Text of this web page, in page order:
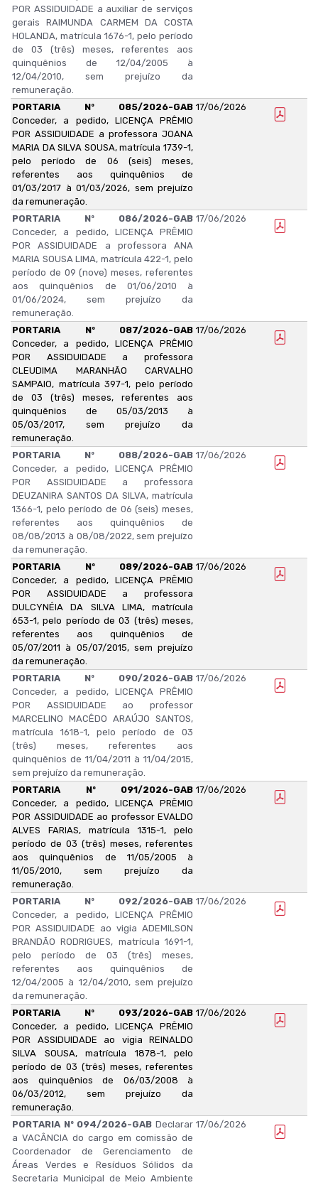
POR ASSIDUIDADE a auxiliar de serviços
gerais RAIMUNDA CARMEM DA COSTA
HOLANDA, matrícula 1676-1, pelo período
de 03 (três) meses, referentes aos
quinquênios de 12/04/2005 à
12/04/2010, sem prejuízo da
remuneração.
PORTARIA Nº 085/2026-GAB
Conceder, a pedido, LICENÇA PRÊMIO
POR ASSIDUIDADE a professora JOANA
MARIA DA SILVA SOUSA, matrícula 1739-1,
pelo período de 06 (seis) meses,
referentes aos quinquênios de
01/03/2017 à 01/03/2026, sem prejuízo
da remuneração.
17/06/2026
PORTARIA Nº 086/2026-GAB
Conceder, a pedido, LICENÇA PRÊMIO
POR ASSIDUIDADE a professora ANA
MARIA SOUSA LIMA, matrícula 422-1, pelo
período de 09 (nove) meses, referentes
aos quinquênios de 01/06/2010 à
01/06/2024, sem prejuízo da
remuneração.
17/06/2026
PORTARIA Nº 087/2026-GAB
Conceder, a pedido, LICENÇA PRÊMIO
POR ASSIDUIDADE a professora
CLEUDIMA MARANHÃO CARVALHO
SAMPAIO, matrícula 397-1, pelo período
de 03 (três) meses, referentes aos
quinquênios de 05/03/2013 à
05/03/2017, sem prejuízo da
remuneração.
17/06/2026
PORTARIA Nº 088/2026-GAB
Conceder, a pedido, LICENÇA PRÊMIO
POR ASSIDUIDADE a professora
DEUZANIRA SANTOS DA SILVA, matrícula
1366-1, pelo período de 06 (seis) meses,
referentes aos quinquênios de
08/08/2013 à 08/08/2022, sem prejuízo
da remuneração.
17/06/2026
PORTARIA Nº 089/2026-GAB
Conceder, a pedido, LICENÇA PRÊMIO
POR ASSIDUIDADE a professora
DULCYNÉIA DA SILVA LIMA, matrícula
653-1, pelo período de 03 (três) meses,
referentes aos quinquênios de
05/07/2011 à 05/07/2015, sem prejuízo
da remuneração.
17/06/2026
PORTARIA Nº 090/2026-GAB
Conceder, a pedido, LICENÇA PRÊMIO
POR ASSIDUIDADE ao professor
MARCELINO MACÊDO ARAÚJO SANTOS,
matrícula 1618-1, pelo período de 03
(três) meses, referentes aos
quinquênios de 11/04/2011 à 11/04/2015,
sem prejuízo da remuneração.
17/06/2026
PORTARIA Nº 091/2026-GAB
Conceder, a pedido, LICENÇA PRÊMIO
POR ASSIDUIDADE ao professor EVALDO
ALVES FARIAS, matrícula 1315-1, pelo
período de 03 (três) meses, referentes
aos quinquênios de 11/05/2005 à
11/05/2010, sem prejuízo da
remuneração.
17/06/2026
PORTARIA Nº 092/2026-GAB
Conceder, a pedido, LICENÇA PRÊMIO
POR ASSIDUIDADE ao vigia ADEMILSON
BRANDÃO RODRIGUES, matrícula 1691-1,
pelo período de 03 (três) meses,
referentes aos quinquênios de
12/04/2005 à 12/04/2010, sem prejuízo
da remuneração.
17/06/2026
PORTARIA Nº 093/2026-GAB
Conceder, a pedido, LICENÇA PRÊMIO
POR ASSIDUIDADE ao vigia REINALDO
SILVA SOUSA, matrícula 1878-1, pelo
período de 03 (três) meses, referentes
aos quinquênios de 06/03/2008 à
06/03/2012, sem prejuízo da
remuneração.
17/06/2026
PORTARIA Nº 094/2026-GAB Declarar
a VACÂNCIA do cargo em comissão de
Coordenador de Gerenciamento de
Áreas Verdes e Resíduos Sólidos da
Secretaria Municipal de Meio Ambiente
17/06/2026